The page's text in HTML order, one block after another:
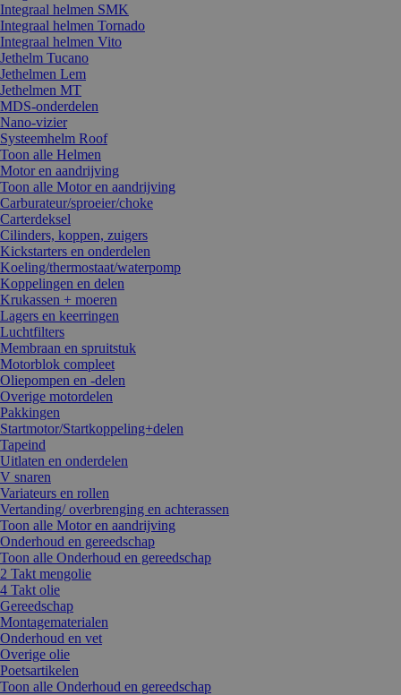
Integraal helmen SMK
Integraal helmen Tornado
Integraal helmen Vito
Jethelm Tucano
Jethelmen Lem
Jethelmen MT
MDS-onderdelen
Nano-vizier
Systeemhelm Roof
Toon alle Helmen
Motor en aandrijving
Toon alle Motor en aandrijving
Carburateur/sproeier/choke
Carterdeksel
Cilinders, koppen, zuigers
Kickstarters en onderdelen
Koeling/thermostaat/waterpomp
Koppelingen en delen
Krukassen + moeren
Lagers en keerringen
Luchtfilters
Membraan en spruitstuk
Motorblok compleet
Oliepompen en -delen
Overige motordelen
Pakkingen
Startmotor/Startkoppeling+delen
Tapeind
Uitlaten en onderdelen
V snaren
Variateurs en rollen
Vertanding/ overbrenging en achterassen
Toon alle Motor en aandrijving
Onderhoud en gereedschap
Toon alle Onderhoud en gereedschap
2 Takt mengolie
4 Takt olie
Gereedschap
Montagematerialen
Onderhoud en vet
Overige olie
Poetsartikelen
Toon alle Onderhoud en gereedschap